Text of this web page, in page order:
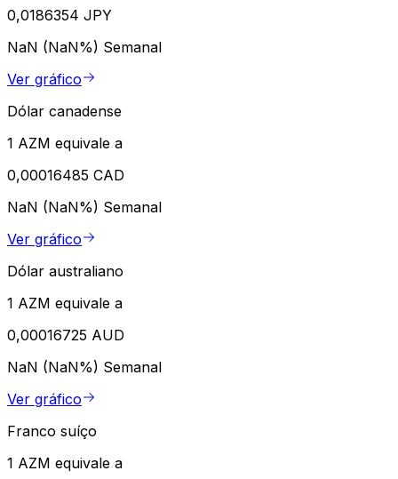
0,0186354 JPY
NaN (NaN%) Semanal
Ver gráfico
Dólar canadense
1 AZM equivale a
0,00016485 CAD
NaN (NaN%) Semanal
Ver gráfico
Dólar australiano
1 AZM equivale a
0,00016725 AUD
NaN (NaN%) Semanal
Ver gráfico
Franco suíço
1 AZM equivale a